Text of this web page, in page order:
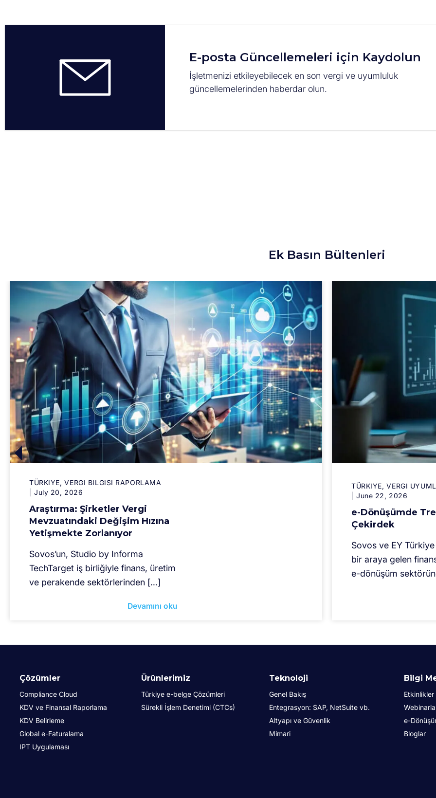
E-posta Güncellemeleri için Kaydolun
İşletmenizi etkileyebilecek en son vergi ve uyumluluk
güncellemelerinden haberdar olun.
Ek Basın Bültenleri
TÜRKIYE
VERGI BILGISI RAPORLAMA
July 20, 2026
Araştırma: Şirketler Vergi
Mevzuatındaki Değişim Hızına
Yetişmekte Zorlanıyor
Sovos’un, Studio by Informa
TechTarget iş birliğiyle finans, üretim
ve perakende sektörlerinden […]
Devamını oku
TÜRKIYE
VERGI
June 22, 2026
e-Dönüşümde
Çekirdek
Sovos ve EY
bir araya gelen
e-dönüşüm
Çözümler
Compliance Cloud
KDV ve Finansal Raporlama
KDV Belirleme
Global e-Faturalama
IPT Uygulaması
Ürünlerimiz
Türkiye e-belge Çözümleri
Sürekli İşlem Denetimi (CTCs)
Teknoloji
Genel Bakış
Entegrasyon: SAP, NetSuite vb.
Altyapı ve Güvenlik
Mimari
Bilgi
Etkinlikler
e-
Bloglar